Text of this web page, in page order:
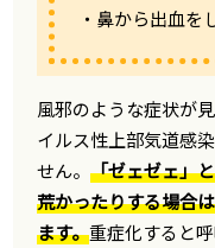
・鼻から出血を
風邪のような症状が
イルス性上部気道感
せん。「ゼェゼェ」
荒かったりする場合
ます。重症化すると